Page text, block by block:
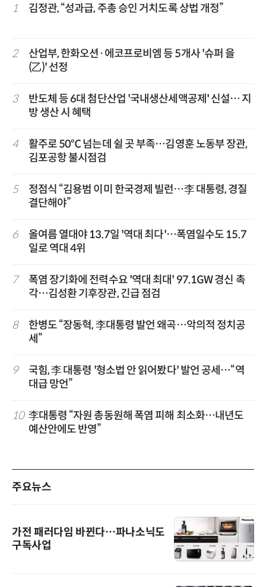
1 김정관, “성과급, 주총 승인 거치도록 상법 개정”
2
산업부, 한화오션·에코프로비엠 등 5개사 '슈퍼 을
(乙)' 선정
3
반도체 등 6대 첨단산업 '국내생산세액공제' 신설… 지
방 생산 시 혜택
4
활주로 50℃ 넘는데 쉴 곳 부족…김영훈 노동부 장관,
김포공항 불시점검
5
정점식 “김용범 이미 한국경제 빌런…李 대통령, 경질
결단해야”
6
올여름 열대야 13.7일 '역대 최다'…폭염일수도 15.7
일로 역대 4위
7
폭염 장기화에 전력수요 '역대 최대' 97.1GW 경신 촉
각…김성환 기후장관, 긴급 점검
8
한병도 “장동혁, 李대통령 발언 왜곡…악의적 정치공
세”
9
국힘, 李 대통령 '형소법 안 읽어봤다' 발언 공세…“역
대급 망언”
10 李대통령 “자원 총동원해 폭염 피해 최소화…내년도
예산안에도 반영”
주요뉴스
가전 패러다임 바뀐다…파나소닉도
구독사업